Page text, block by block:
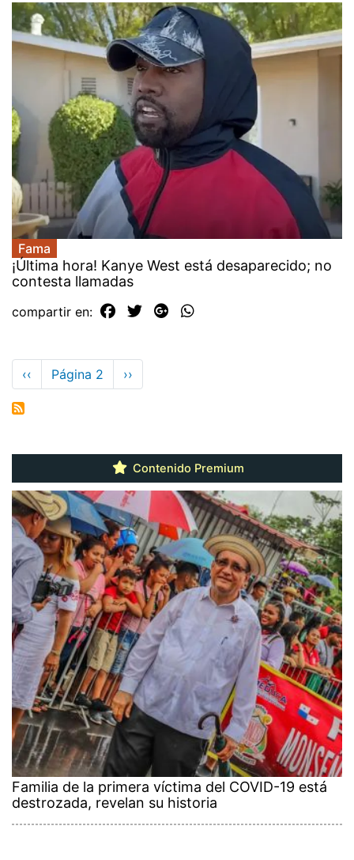
Fama
¡Última hora! Kanye West está desaparecido; no
contesta llamadas
compartir en:
Paginación
Página
anterior
‹‹ Página 2
Siguiente
página
››
Contenido Premium
Familia de la primera víctima del COVID-19 está
destrozada, revelan su historia